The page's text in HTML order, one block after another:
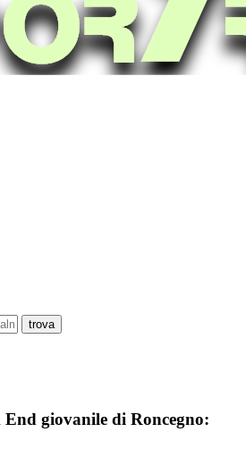
End giovanile di Roncegno: